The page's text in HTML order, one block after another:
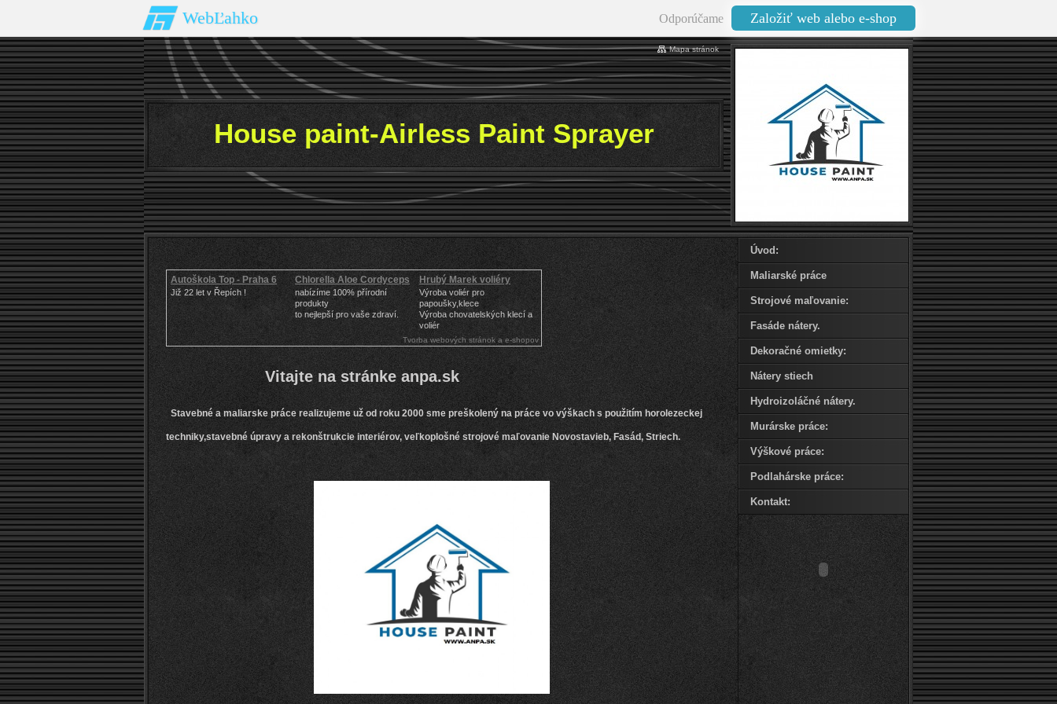
WebĽahko Odporúčame Založiť web alebo e-shop
House paint-Airless Paint Sprayer
Mapa stránok
Autoškola Top - Praha 6
Již 22 let v Řepích !
Chlorella Aloe Cordyceps
nabízíme 100% přírodní
produkty
to nejlepší pro vaše zdraví.
Hrubý Marek voliéry
Výroba voliér pro
papoušky,klece
Výroba chovatelských klecí a
voliér
Tvorba webových stránok a e-shopov
Vitajte na stránke anpa.sk
Stavebné a maliarske práce realizujeme už od roku 2000 sme preškolený na práce vo výškach s použitím horolezeckej
techniky,stavebné úpravy a rekonštrukcie interiérov, veľkoplošné strojové maľovanie Novostavieb, Fasád, Striech.
Úvod:
Maliarské práce
Strojové maľovanie:
Fasáde nátery.
Dekoračné omietky:
Nátery stiech
Hydroizoláčné nátery.
Murárske práce:
Výškové práce:
Podlahárske práce:
Kontakt: